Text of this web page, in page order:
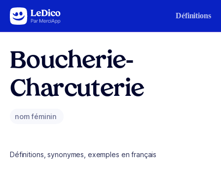
Aller au contenu Définitions
Boucherie-
Charcuterie
nom féminin
Définitions, synonymes, exemples en français